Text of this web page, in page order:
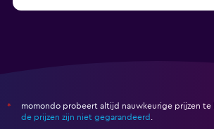
*
momondo probeert altijd nauwkeurige prijzen te
de prijzen zijn niet gegarandeerd